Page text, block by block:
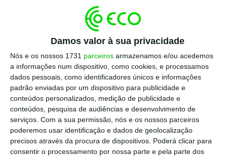
Damos valor à sua privacidade
Nós e os nossos 1731 parceiros armazenamos e/ou acedemos
a informações num dispositivo, como cookies, e processamos
dados pessoais, como identificadores únicos e informações
padrão enviadas por um dispositivo para publicidade e
conteúdos personalizados, medição de publicidade e
conteúdos, pesquisa de audiências e desenvolvimento de
serviços. Com a sua permissão, nós e os nossos parceiros
poderemos usar identificação e dados de geolocalização
precisos através da procura de dispositivos. Poderá clicar para
consentir o processamento por nossa parte e pela parte dos
de Contas à gestão das áreas protegidas.
Segundo o relatório, em 2020,
marinhas protegidas em Portugal
representavam 8,9% da área total sob
jurisdição nacional, “não tendo sido atingida a
percentagem de 10% preconizada na meta“,
lê-se. A estratégia acordada no âmbito dos
Objetivos de Desenvolvimento Sustentável
(ODS) pedia que, até 2020, os países das
Nações Unidas conservassem, pelo menos,
10% das zonas costeiras e marinhas. Já para